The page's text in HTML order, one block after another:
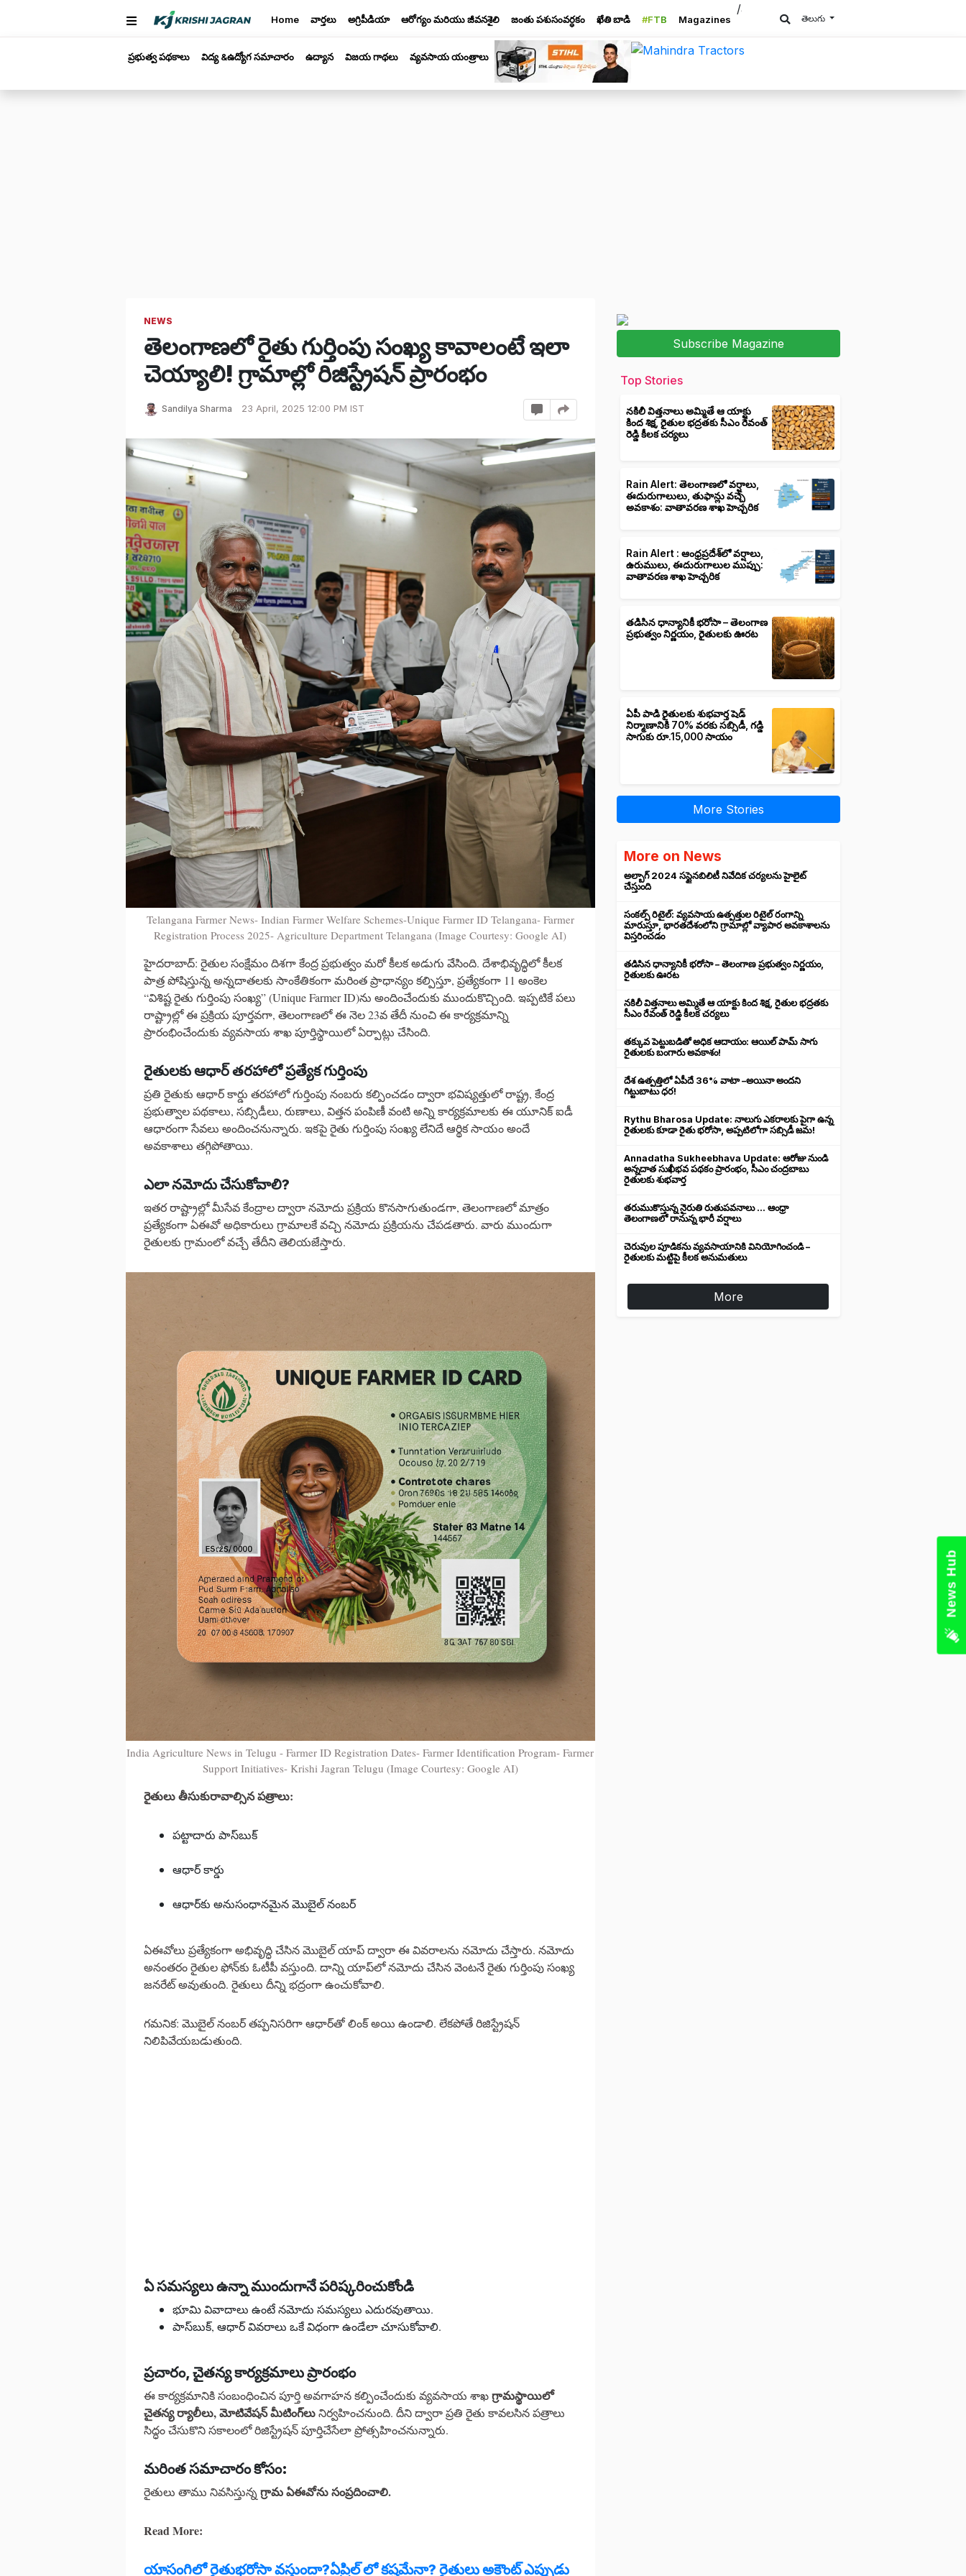
Home వార్తలు అగ్రిపీడియా ఆరోగ్యం మరియు జీవనశైలి జంతు పశుసంవర్ధకం ఖేతి బాడి #FTB Magazines
/a>
తెలుగు
ప్రభుత్వ పథకాలు విద్య &ఉద్యోగ సమాచారం ఉద్యాన విజయ గాథలు వ్యవసాయ యంత్రాలు
NEWS
తెలంగాణలో రైతు గుర్తింపు సంఖ్య కావాలంటే ఇలా
చెయ్యాలి! గ్రామాల్లో రిజిస్ట్రేషన్ ప్రారంభం
Sandilya Sharma 23 April, 2025 12:00 PM IST
Telangana Farmer News- Indian Farmer Welfare Schemes-Unique Farmer ID Telangana- Farmer
Registration Process 2025- Agriculture Department Telangana (Image Courtesy: Google AI)
హైదరాబాద్: రైతుల సంక్షేమం దిశగా కేంద్ర ప్రభుత్వం మరో కీలక అడుగు వేసింది. దేశాభివృద్ధిలో కీలక
పాత్ర పోషిస్తున్న అన్నదాతలకు సాంకేతికంగా మరింత ప్రాధాన్యం కల్పిస్తూ, ప్రత్యేకంగా 11 అంకెల
“విశిష్ట రైతు గుర్తింపు సంఖ్య” (Unique Farmer ID)ను అందించేందుకు ముందుకొచ్చింది. ఇప్పటికే పలు
రాష్ట్రాల్లో ఈ ప్రక్రియ పూర్తవగా, తెలంగాణలో ఈ నెల 23వ తేదీ నుంచి ఈ కార్యక్రమాన్ని
ప్రారంభించేందుకు వ్యవసాయ శాఖ పూర్తిస్థాయిలో ఏర్పాట్లు చేసింది.
రైతులకు ఆధార్ తరహాలో ప్రత్యేక గుర్తింపు
ప్రతి రైతుకు ఆధార్ కార్డు తరహాలో గుర్తింపు నంబరు కల్పించడం ద్వారా భవిష్యత్తులో రాష్ట్ర, కేంద్ర
ప్రభుత్వాల పథకాలు, సబ్సిడీలు, రుణాలు, విత్తన పంపిణీ వంటి అన్ని కార్యక్రమాలకు ఈ యూనిక్ ఐడీ
ఆధారంగా సేవలు అందించనున్నారు. ఇకపై రైతు గుర్తింపు సంఖ్య లేనిదే ఆర్థిక సాయం అందే
అవకాశాలు తగ్గిపోతాయి.
ఎలా నమోదు చేసుకోవాలి?
ఇతర రాష్ట్రాల్లో మీసేవ కేంద్రాల ద్వారా నమోదు ప్రక్రియ కొనసాగుతుండగా, తెలంగాణలో మాత్రం
ప్రత్యేకంగా ఏఈవో అధికారులు గ్రామాలకే వచ్చి నమోదు ప్రక్రియను చేపడతారు. వారు ముందుగా
రైతులకు గ్రామంలో వచ్చే తేదీని తెలియజేస్తారు.
India Agriculture News in Telugu - Farmer ID Registration Dates- Farmer Identification Program- Farmer
Support Initiatives- Krishi Jagran Telugu (Image Courtesy: Google AI)
రైతులు తీసుకురావాల్సిన పత్రాలు:
పట్టాదారు పాస్‌బుక్
ఆధార్ కార్డు
ఆధార్‌కు అనుసంధానమైన మొబైల్ నంబర్
ఏఈవోలు ప్రత్యేకంగా అభివృద్ధి చేసిన మొబైల్ యాప్ ద్వారా ఈ వివరాలను నమోదు చేస్తారు. నమోదు
అనంతరం రైతుల ఫోన్‌కు ఓటీపీ వస్తుంది. దాన్ని యాప్‌లో నమోదు చేసిన వెంటనే రైతు గుర్తింపు సంఖ్య
జనరేట్ అవుతుంది. రైతులు దీన్ని భద్రంగా ఉంచుకోవాలి.
గమనిక: మొబైల్ నంబర్ తప్పనిసరిగా ఆధార్‌తో లింక్ అయి ఉండాలి. లేకపోతే రిజిస్ట్రేషన్
నిలిపివేయబడుతుంది.
ఏ సమస్యలు ఉన్నా ముందుగానే పరిష్కరించుకోండి
భూమి వివాదాలు ఉంటే నమోదు సమస్యలు ఎదురవుతాయి.
పాస్‌బుక్, ఆధార్ వివరాలు ఒకే విధంగా ఉండేలా చూసుకోవాలి.
ప్రచారం, చైతన్య కార్యక్రమాలు ప్రారంభం
ఈ కార్యక్రమానికి సంబంధించిన పూర్తి అవగాహన కల్పించేందుకు వ్యవసాయ శాఖగ్రామస్థాయిలో
చైతన్య ర్యాలీలు, మోటివేషన్ మీటింగ్‌లునిర్వహించనుంది. దీని ద్వారా ప్రతి రైతు కావలసిన పత్రాలు
సిద్ధం చేసుకొని సకాలంలో రిజిస్ట్రేషన్ పూర్తిచేసేలా ప్రోత్సహించనున్నారు.
మరింత సమాచారం కోసం:
రైతులు తాము నివసిస్తున్న గ్రామ ఏఈవోను సంప్రదించాలి.
Read More:
యాసంగిలో రైతుభరోసా వస్తుందా?ఏప్రిల్ లో కష్టమేనా? రైతులు అకౌంట్ ఎప్పుడు
Subscribe Magazine
Top Stories
నకిలీ విత్తనాలు అమ్మితే ఆ యాక్టు
కింద శిక్ష, రైతుల భద్రతకు సీఎం రేవంత్
రెడ్డి కీలక చర్యలు
Rain Alert: తెలంగాణలో వర్షాలు,
ఈదురుగాలులు, తుఫాన్లు వచ్చే
అవకాశం: వాతావరణ శాఖ హెచ్చరిక
Rain Alert : ఆంధ్రప్రదేశ్‌లో వర్షాలు,
ఉరుములు, ఈదురుగాలుల ముప్పు:
వాతావరణ శాఖ హెచ్చరిక
తడిసిన ధాన్యానికీ భరోసా – తెలంగాణ
ప్రభుత్వం నిర్ణయం, రైతులకు ఊరట
ఏపీ పాడి రైతులకు శుభవార్త షెడ్
నిర్మాణానికి 70% వరకు సబ్సిడీ, గడ్డి
సాగుకు రూ.15,000 సాయం
More Stories
More on News
అల్బాగ్ 2024 సస్టైనబిలిటీ నివేదిక చర్యలను హైలైట్
చేస్తుంది
సంకల్ప్ రిటైల్: వ్యవసాయ ఉత్పత్తుల రిటైల్ రంగాన్ని
మారుస్తూ, భారతదేశంలోని గ్రామాల్లో వ్యాపార అవకాశాలను
విస్తరించడం
తడిసిన ధాన్యానికీ భరోసా – తెలంగాణ ప్రభుత్వం నిర్ణయం,
రైతులకు ఊరట
నకిలీ విత్తనాలు అమ్మితే ఆ యాక్టు కింద శిక్ష, రైతుల భద్రతకు
సీఎం రేవంత్ రెడ్డి కీలక చర్యలు
తక్కువ పెట్టుబడితో అధిక ఆదాయం: ఆయిల్ పామ్ సాగు
రైతులకు బంగారు అవకాశం!
దేశ ఉత్పత్తిలో ఏపీదే 36% వాటా –అయినా అందని
గిట్టుబాటు ధర!
Rythu Bharosa Update: నాలుగు ఎకరాలకు పైగా ఉన్న
రైతులకు కూడా రైతు భరోసా, అప్పటిలోగా సబ్సిడీ జమ!
Annadatha Sukheebhava Update: ఆరోజు నుండి
అన్నదాత సుఖీభవ పథకం ప్రారంభం, సీఎం చంద్రబాబు
రైతులకు శుభవార్త
తరుముకొస్తున్న నైరుతి రుతుపవనాలు ... ఆంధ్రా
తెలంగాణలో రానున్న భారీ వర్షాలు
చెరువుల పూడికను వ్యవసాయానికి వినియోగించండి –
రైతులకు మట్టిపై కీలక అనుమతులు
More
News Hub